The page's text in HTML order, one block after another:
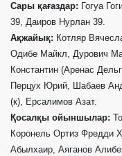
Сары қағаздар: Гогуа
39, Даиров Нурлан 39.
Ақжайық: Котляр
Одибе Майкл, Дурович
Константин (Аренас
Перцух Юрий, Шабаев
(к), Ерсалимов Азат.
Қосалқы ойыншылар:
Коронель Ортиз Фредди
Абылхаир, Аяганов